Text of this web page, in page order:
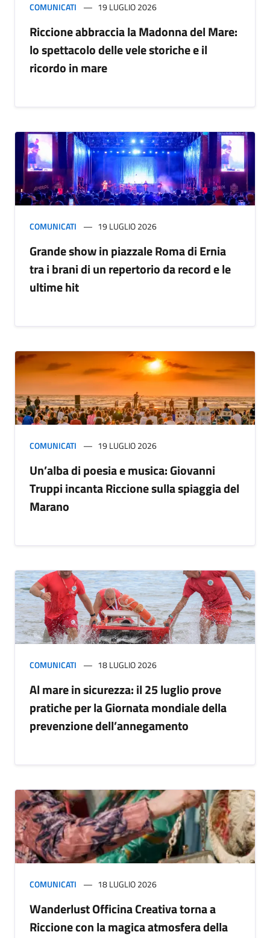
COMUNICATI 19 LUGLIO 2026
Riccione abbraccia la Madonna del Mare:
lo spettacolo delle vele storiche e il
ricordo in mare
COMUNICATI 19 LUGLIO 2026
Grande show in piazzale Roma di Ernia
tra i brani di un repertorio da record e le
ultime hit
COMUNICATI 19 LUGLIO 2026
Un’alba di poesia e musica: Giovanni
Truppi incanta Riccione sulla spiaggia del
Marano
COMUNICATI 18 LUGLIO 2026
Al mare in sicurezza: il 25 luglio prove
pratiche per la Giornata mondiale della
prevenzione dell’annegamento
COMUNICATI 18 LUGLIO 2026
Wanderlust Officina Creativa torna a
Riccione con la magica atmosfera della